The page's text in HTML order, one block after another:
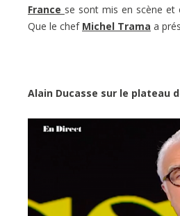
France se sont mis en scène
Que le chef Michel Trama a
Alain Ducasse sur le plateau